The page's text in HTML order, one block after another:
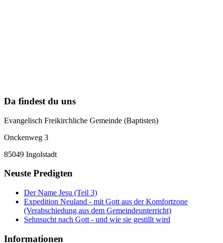
Da findest du uns
Evangelisch Freikirchliche Gemeinde (Baptisten)
Onckenweg 3
85049 Ingolstadt
Neuste Predigten
Der Name Jesu (Teil 3)
Expedition Neuland - mit Gott aus der Komfortzone
(Verabschiedung aus dem Gemeindeunterricht)
Sehnsucht nach Gott - und wie sie gestillt wird
Informationen